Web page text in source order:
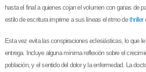
hasta el final a quienes cojan el volumen con ganas de
estilo de escritura imprime a sus líneas el ritmo dethriller
Esta vez evita las conspiraciones eclesiásticas, lo que
entrega. Incluye alguna mínima reflexión sobre el
población, y el sentido del dolor y la enfermedad. La